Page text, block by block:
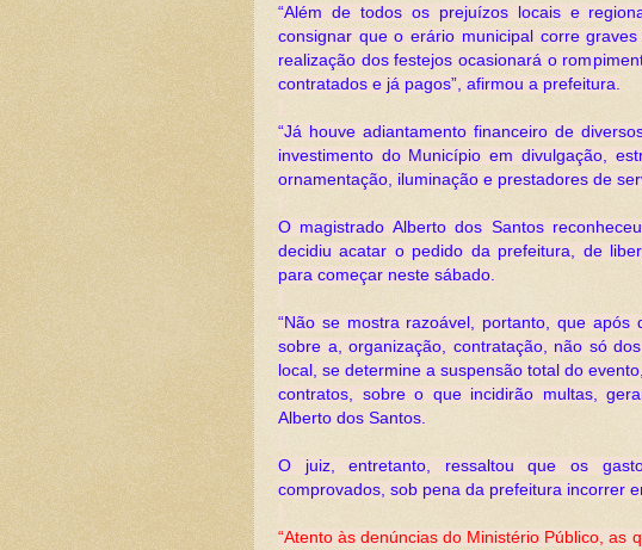
“Além de todos os prejuízos locais e
consignar que o erário municipal corre
realização dos festejos ocasionará o
contratados e já pagos”, afirmou a prefeitura.
“Já houve adiantamento financeiro de
investimento do Município em divulgação,
ornamentação, iluminação e prestadores de
O magistrado Alberto dos Santos
decidiu acatar o pedido da prefeitura, de
para começar neste sábado.
“Não se mostra razoável, portanto, que após
sobre a, organização, contratação, não só
local, se determine a suspensão total do
contratos, sobre o que incidirão multas,
Alberto dos Santos.
O juiz, entretanto, ressaltou que os
comprovados, sob pena da prefeitura incorrer
“Atento às denúncias do Ministério Público, as